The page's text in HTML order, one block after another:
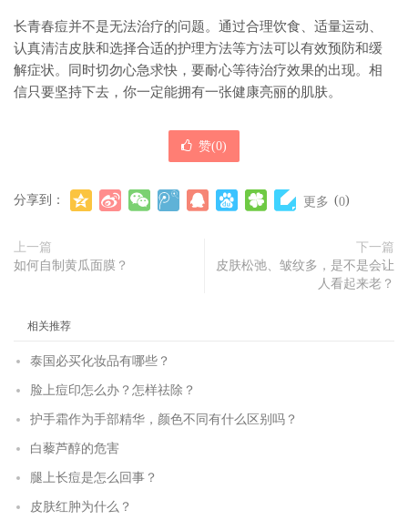
长青春痘并不是无法治疗的问题。通过合理饮食、适量运动、
认真清洁皮肤和选择合适的护理方法等方法可以有效预防和缓
解症状。同时切勿心急求快，要耐心等待治疗效果的出现。相
信只要坚持下去，你一定能拥有一张健康亮丽的肌肤。
赞(0)
分享到： 更多 (0)
上一篇
如何自制黄瓜面膜？
下一篇
皮肤松弛、皱纹多，是不是会让
人看起来老？
相关推荐
泰国必买化妆品有哪些？
脸上痘印怎么办？怎样祛除？
护手霜作为手部精华，颜色不同有什么区别吗？
白藜芦醇的危害
腿上长痘是怎么回事？
皮肤红肿为什么？